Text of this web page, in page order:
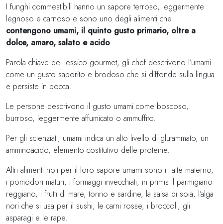
I funghi commestibili hanno un sapore terroso, leggermente
legnoso e carnoso e sono uno degli alimenti che
contengono umami, il quinto gusto primario, oltre a
dolce, amaro, salato e acido.
Parola chiave del lessico gourmet, gli chef descrivono l’umami
come un gusto saporito e brodoso che si diffonde sulla lingua
e persiste in bocca.
Le persone descrivono il gusto umami come boscoso,
burroso, leggermente affumicato o ammuffito.
Per gli scienziati, umami indica un alto livello di glutammato, un
amminoacido, elemento costitutivo delle proteine.
Altri alimenti noti per il loro sapore umami sono il latte materno,
i pomodori maturi, i formaggi invecchiati, in primis il parmigiano
reggiano, i frutti di mare, tonno e sardine, la salsa di soia, l’alga
nori che si usa per il sushi, le carni rosse, i broccoli, gli
asparagi e le rape.